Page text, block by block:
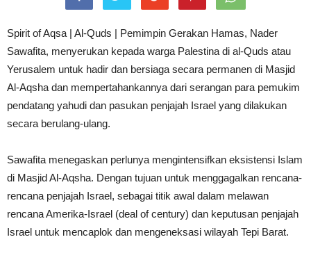
Spirit of Aqsa | Al-Quds | Pemimpin Gerakan Hamas, Nader
Sawafita, menyerukan kepada warga Palestina di al-Quds atau
Yerusalem untuk hadir dan bersiaga secara permanen di Masjid
Al-Aqsha dan mempertahankannya dari serangan para pemukim
pendatang yahudi dan pasukan penjajah Israel yang dilakukan
secara berulang-ulang.
Sawafita menegaskan perlunya mengintensifkan eksistensi Islam
di Masjid Al-Aqsha. Dengan tujuan untuk menggagalkan rencana-
rencana penjajah Israel, sebagai titik awal dalam melawan
rencana Amerika-Israel (deal of century) dan keputusan penjajah
Israel untuk mencaplok dan mengeneksasi wilayah Tepi Barat.